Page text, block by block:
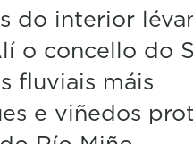
do interior
o concello do
fluviais máis
e viñedos